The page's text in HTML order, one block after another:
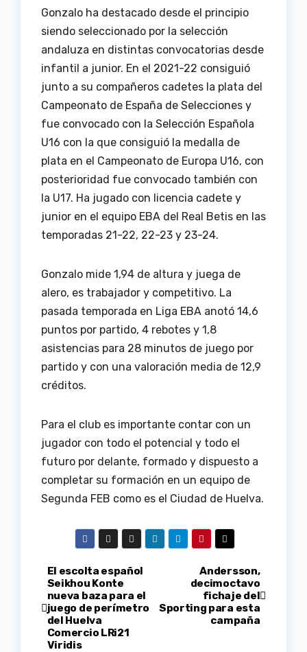
Gonzalo ha destacado desde el principio
siendo seleccionado por la selección
andaluza en distintas convocatorias desde
infantil a junior. En el 2021-22 consiguió
junto a su compañeros cadetes la plata del
Campeonato de España de Selecciones y
fue convocado con la Selección Española
U16 con la que consiguió la medalla de
plata en el Campeonato de Europa U16, con
posterioridad fue convocado también con
la U17. Ha jugado con licencia cadete y
junior en el equipo EBA del Real Betis en las
temporadas 21-22, 22-23 y 23-24.
Gonzalo mide 1,94 de altura y juega de
alero, es trabajador y competitivo. La
pasada temporada en Liga EBA anotó 14,6
puntos por partido, 4 rebotes y 1,8
asistencias para 28 minutos de juego por
partido y con una valoración media de 12,9
créditos.
Para el club es importante contar con un
jugador con todo el potencial y todo el
futuro por delante, formado y dispuesto a
completar su formación en un equipo de
Segunda FEB como es el Ciudad de Huelva.
Navegación
de
entradas
Andersson,
decimoctavo
fichaje del
Sporting para esta
campaña
El escolta español
Seikhou Konte
nueva baza para el
juego de perímetro
del Huelva
Comercio LRi21
Viridis